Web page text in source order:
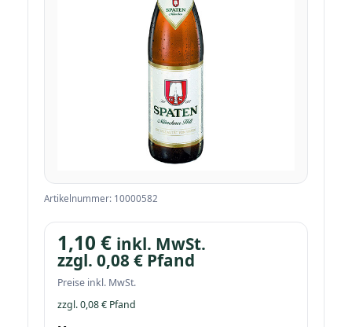
Artikelnummer: 10000582
1,10 € inkl. MwSt.
zzgl. 0,08 € Pfand
Preise inkl. MwSt.
zzgl.0,08€ Pfand